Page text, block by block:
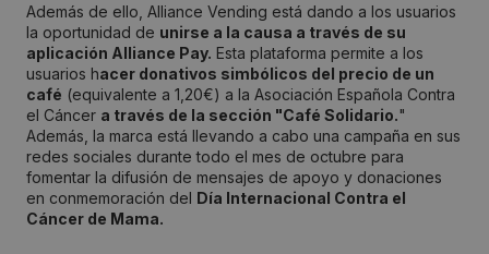
Además de ello, Alliance Vending está dando a los usuarios
la oportunidad de unirse a la causa a través de su
aplicación Alliance Pay. Esta plataforma permite a los
usuarios hacer donativos simbólicos del precio de un
café (equivalente a 1,20€) a la Asociación Española Contra
el Cáncer a través de la sección "Café Solidario."
Además, la marca está llevando a cabo una campaña en sus
redes sociales durante todo el mes de octubre para
fomentar la difusión de mensajes de apoyo y donaciones
en conmemoración del Día Internacional Contra el
Cáncer de Mama.